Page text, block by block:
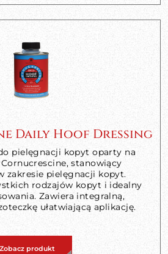
Daily Hoof Dressing
pielęgnacji kopyt oparty na
stanowiący
zakresie pielęgnacji kopyt.
rodzajów kopyt i idealny
Zawiera integralną,
ułatwiającą aplikację.
Zobacz produkt